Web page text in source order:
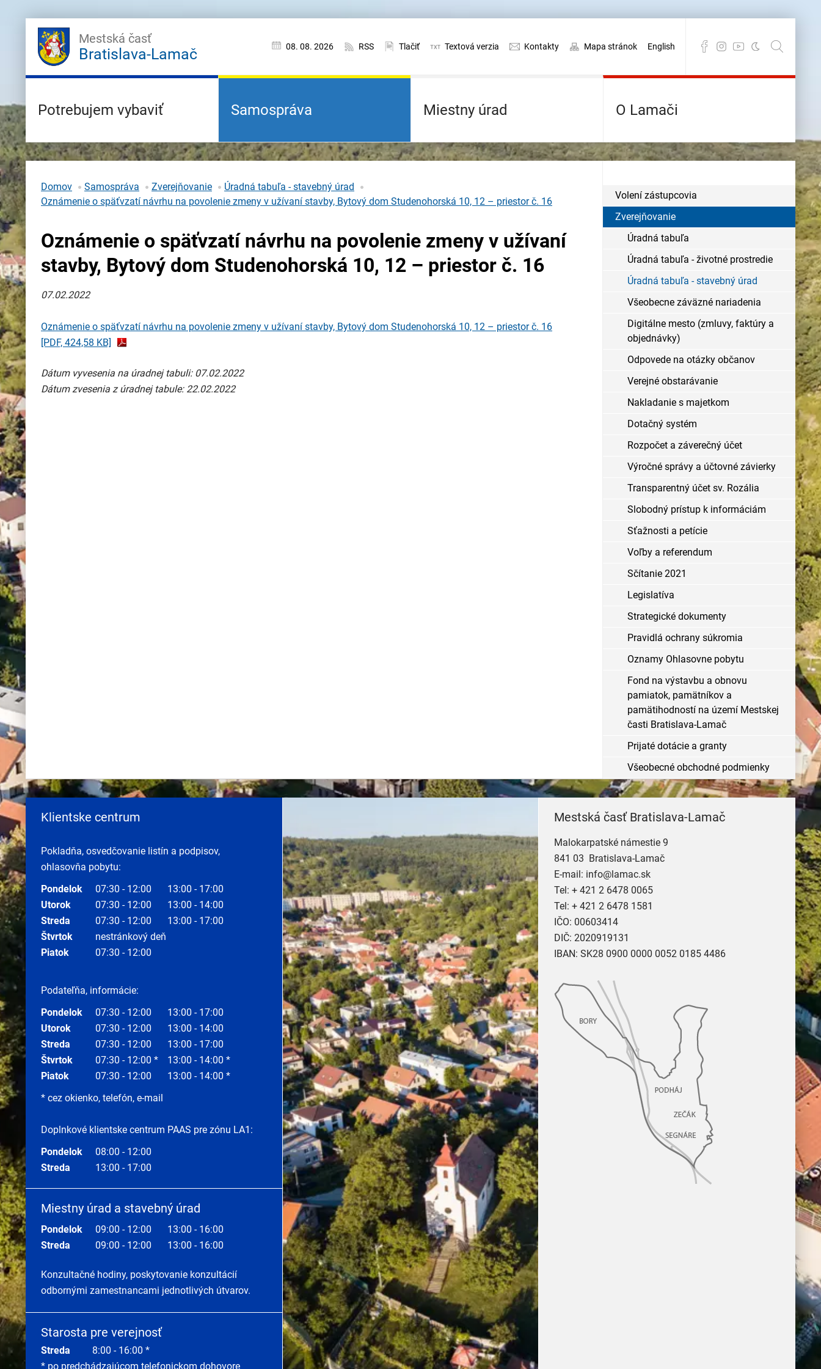
Mestská časť
Bratislava-Lamač 08. 08. 2026 RSS Tlačiť Textová verzia Kontakty Mapa stránok English
Potrebujem vybaviť Samospráva Miestny úrad O Lamači
Domov Samospráva Zverejňovanie
Úradná tabuľa - stavebný úrad
Oznámenie o späťvzatí návrhu na povolenie zmeny v užívaní stavby, Bytový dom Studenohorská 10, 12 – priestor č. 16
Oznámenie o späťvzatí návrhu na povolenie zmeny v užívaní
stavby, Bytový dom Studenohorská 10, 12 – priestor č. 16
07.02.2022
Oznámenie o späťvzatí návrhu na povolenie zmeny v užívaní stavby, Bytový dom Studenohorská 10, 12 – priestor č. 16
[PDF, 424,58 KB]
Dátum vyvesenia na úradnej tabuli: 07.02.2022
Dátum zvesenia z úradnej tabule: 22.02.2022
Volení zástupcovia
Zverejňovanie
Úradná tabuľa
Úradná tabuľa - životné prostredie
Úradná tabuľa - stavebný úrad
Všeobecne záväzné nariadenia
Digitálne mesto (zmluvy, faktúry a
objednávky)
Odpovede na otázky občanov
Verejné obstarávanie
Nakladanie s majetkom
Dotačný systém
Rozpočet a záverečný účet
Výročné správy a účtovné závierky
Transparentný účet sv. Rozália
Slobodný prístup k informáciám
Sťažnosti a petície
Voľby a referendum
Sčítanie 2021
Legislatíva
Strategické dokumenty
Pravidlá ochrany súkromia
Oznamy Ohlasovne pobytu
Fond na výstavbu a obnovu
pamiatok, pamätníkov a
pamätihodností na území Mestskej
časti Bratislava-Lamač
Prijaté dotácie a granty
Všeobecné obchodné podmienky
Klientske centrum
Pokladňa, osvedčovanie listín a podpisov,
ohlasovňa pobytu:
Pondelok
07:30 - 12:00
13:00 - 17:00
Utorok
07:30 - 12:00
13:00 - 14:00
Streda
07:30 - 12:00
13:00 - 17:00
Štvrtok
nestránkový deň
Piatok
07:30 - 12:00
Podateľňa, informácie:
Pondelok
07:30 - 12:00
13:00 - 17:00
Utorok
07:30 - 12:00
13:00 - 14:00
Streda
07:30 - 12:00
13:00 - 17:00
Štvrtok
07:30 - 12:00 *
13:00 - 14:00 *
Piatok
07:30 - 12:00
13:00 - 14:00 *
* cez okienko, telefón, e-mail
Doplnkové klientske centrum PAAS pre zónu LA1:
Pondelok
08:00 - 12:00
Streda
13:00 - 17:00
Miestny úrad a stavebný úrad
Pondelok 09:00 - 12:00
13:00 - 16:00
Streda
09:00 - 12:00 13:00 - 16:00
Konzultačné hodiny, poskytovanie konzultácií
odbornými zamestnancami jednotlivých útvarov.
Starosta pre verejnosť
Streda 8:00 - 16:00 *
* po predchádzajúcom telefonickom dohovore
Mestská časť Bratislava-Lamač
Malokarpatské námestie 9
841 03 Bratislava-Lamač
E-mail: info@lamac.sk
Tel:+ 421 2 6478 0065
Tel:+ 421 2 6478 1581
IČO: 00603414
DIČ: 2020919131
IBAN: SK28 0900 0000 0052 0185 4486